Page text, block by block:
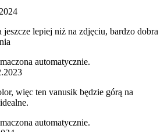
lepiej niż na zdjęciu, bardzo dobra
automatycznie.
więc ten vanusik będzie górą na
automatycznie.